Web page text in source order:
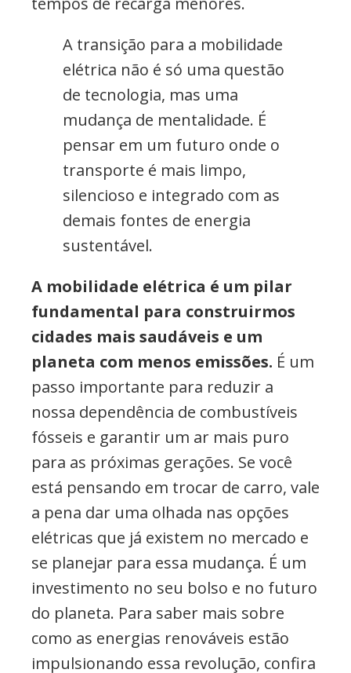
A transição para a mobilidade
elétrica não é só uma questão
de tecnologia, mas uma
mudança de mentalidade. É
pensar em um futuro onde o
transporte é mais limpo,
silencioso e integrado com as
demais fontes de energia
sustentável.
A mobilidade elétrica é um pilar
fundamental para construirmos
cidades mais saudáveis e um
planeta com menos emissões. É um
passo importante para reduzir a
nossa dependência de combustíveis
fósseis e garantir um ar mais puro
para as próximas gerações. Se você
está pensando em trocar de carro, vale
a pena dar uma olhada nas opções
elétricas que já existem no mercado e
se planejar para essa mudança. É um
investimento no seu bolso e no futuro
do planeta. Para saber mais sobre
como as energias renováveis estão
impulsionando essa revolução, confira